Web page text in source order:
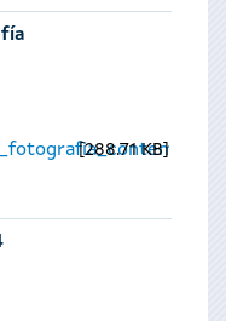
288.71 KB